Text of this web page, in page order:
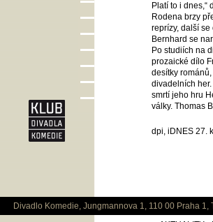
Platí to i
Rodena brzy
reprízy, další
Bernhard se
Po studiích na
prozaické dílo
desítky
divadelních
smrtí jeho hru
války. Thomas
dpi, iDNES 27.
Divadlo Komedie, Jungmannova 1, 110 00 Praha